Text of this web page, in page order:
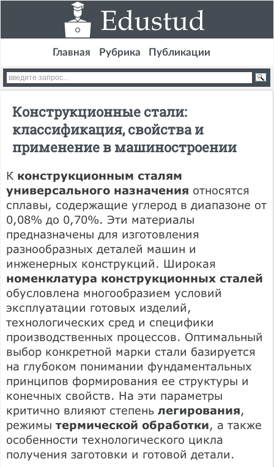
Главная Рубрика Публикации
Конструкционные стали:
классификация, свойства и
применение в машиностроении
К конструкционным сталям
универсального назначения относятся
сплавы, содержащие углерод в диапазоне от
0,08% до 0,70%. Эти материалы
предназначены для изготовления
разнообразных деталей машин и
инженерных конструкций. Широкая
номенклатура конструкционных сталей
обусловлена многообразием условий
эксплуатации готовых изделий,
технологических сред и специфики
производственных процессов. Оптимальный
выбор конкретной марки стали базируется
на глубоком понимании фундаментальных
принципов формирования ее структуры и
конечных свойств. На эти параметры
критично влияют степень легирования,
режимы термической обработки, а также
особенности технологического цикла
получения заготовки и готовой детали.